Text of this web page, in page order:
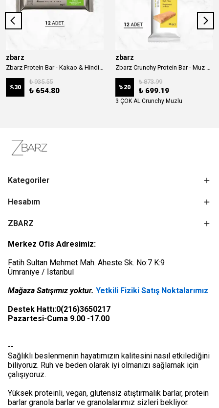
zbarz
Zbarz Protein Bar - Kakao & Hindistan Cevizi
%30
₺ 935.55
₺ 654.80
zbarz
Zbarz Crunchy Protein Bar - Muz & Yer Fıstığı
%20
₺ 873.99
₺ 699.19
3 ÇOK AL Crunchy Muzlu
Kategoriler
Hesabım
ZBARZ
Merkez Ofis Adresimiz:
Fatih Sultan Mehmet Mah. Aheste Sk. No:7 K:9
Ümraniye / İstanbul
Mağaza Satışımız yoktur. Yetkili Fiziki Satış Noktalarımız
Destek Hattı:0(216)3650217
Pazartesi-Cuma 9.00 -17.00
--
Sağlıklı beslenmenin hayatımızın kalitesini nasıl etkilediğini
biliyoruz. Ruh ve beden olarak iyi olmanızı sağlamak için
çalışıyoruz.
Yüksek proteinli, vegan, glutensiz atıştırmalık barlar, protein
barlar granola barlar ve granolalarımız sizleri bekliyor.